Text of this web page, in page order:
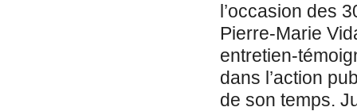
l’occasion des
Pierre-Marie
entretien-
dans l’action
de son temps.